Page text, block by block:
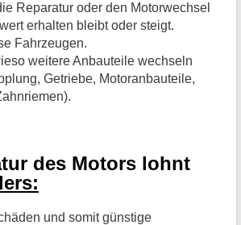
Reparatur oder den Motorwechsel
erhalten bleibt oder steigt.
Fahrzeugen.
weitere Anbauteile wechseln
Getriebe, Motoranbauteile,
des Motors lohnt
und somit günstige